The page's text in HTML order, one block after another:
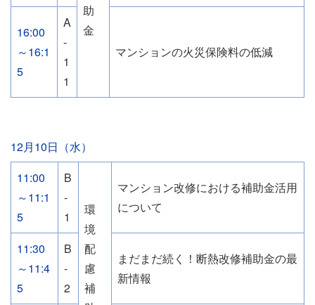
助
金
16:00
～16:1
5
A
-
1
1
マンションの火災保険料の低減
12月10日（水）
11:00
～11:1
5
B
-
1
環
境
配
慮
補
マンション改修における補助金活用
について
11:30
～11:4
5
B
-
2
まだまだ続く！断熱改修補助金の最
新情報